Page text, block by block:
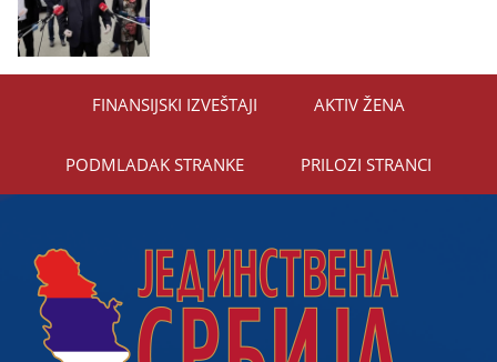
FINANSIЈSKI IZVEŠTAЈI AKTIV ŽENA
PODMLADAK STRANKE PRILOZI STRANCI